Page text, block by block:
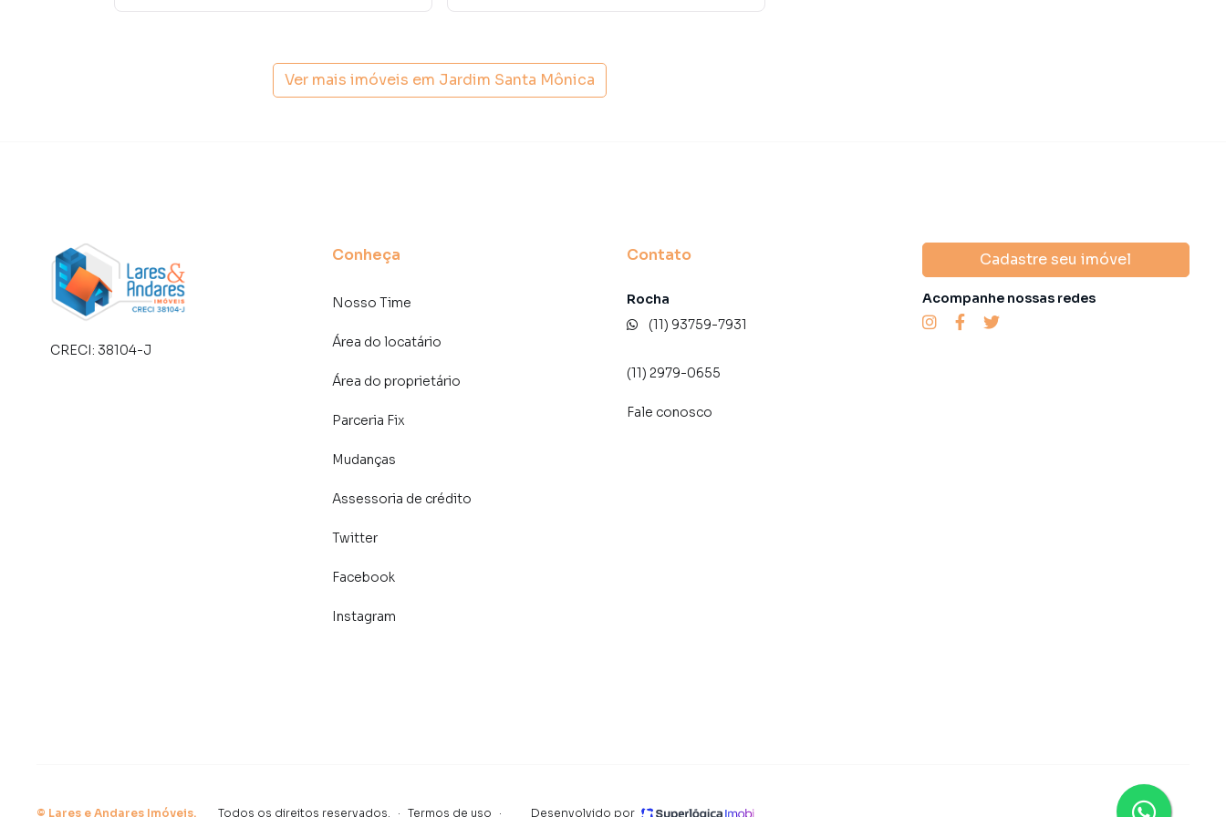
tendo como consequência uma maior chance de vender ou alugar seu imóvel mais rápido. Contamos
Ver mais imóveis em Jardim Santa Mônica
CRECI: 38104-J
Conheça
Nosso Time
Área do locatário
Área do proprietário
Parceria Fix
Mudanças
Assessoria de crédito
Twitter
Facebook
Instagram
Contato
Rocha
(11) 93759-7931
(11) 2979-0655
Fale conosco
Cadastre seu imóvel
Acompanhe nossas redes
© Lares e Andares Imóveis. Todos os direitos reservados. · Termos de uso · Desenvolvido por